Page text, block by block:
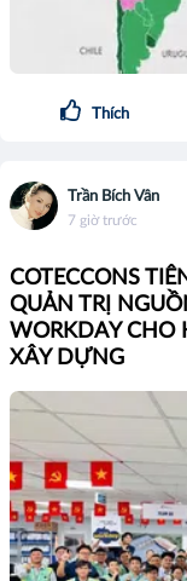
Thích
Trần Bích Vân
7 giờ trước
COTECCONS
QUẢN TRỊ
WORKDAY CHO
XÂY DỰNG